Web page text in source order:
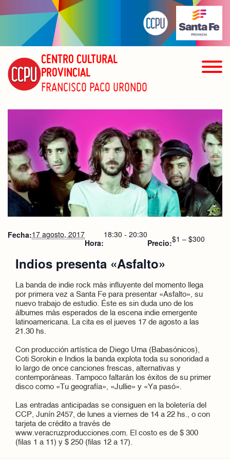
CENTRO CULTURAL
PROVINCIAL
FRANCISCO PACO URONDO
Fecha:17 agosto, 2017
Hora:
18:30 - 20:30
Precio:$1 – $300
Indios presenta «Asfalto»
La banda de indie rock más influyente del momento llega
por primera vez a Santa Fe para presentar «Asfalto», su
nuevo trabajo de estudio. Éste es sin duda uno de los
álbumes más esperados de la escena indie emergente
latinoamericana. La cita es el jueves 17 de agosto a las
21.30 hs.
Con producción artística de Diego Uma (Babasónicos),
Coti Sorokin e Indios la banda explota toda su sonoridad a
lo largo de once canciones frescas, alternativas y
contemporáneas. Tampoco faltarán los éxitos de su primer
disco como «Tu geografía», «Jullie» y «Ya pasó».
Las entradas anticipadas se consiguen en la boletería del
CCP, Junín 2457, de lunes a viernes de 14 a 22 hs., o con
tarjeta de crédito a través de
www.veracruzproducciones.com. El costo es de $ 300
(filas 1 a 11) y $ 250 (filas 12 a 17).